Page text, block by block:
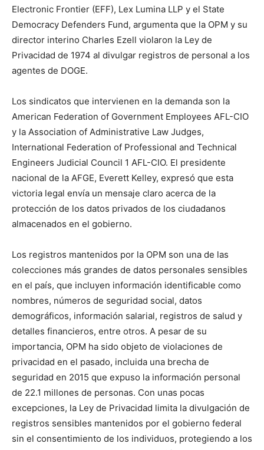
Electronic Frontier (EFF), Lex Lumina LLP y el State
Democracy Defenders Fund, argumenta que la OPM y su
director interino Charles Ezell violaron la Ley de
Privacidad de 1974 al divulgar registros de personal a los
agentes de DOGE.
Los sindicatos que intervienen en la demanda son la
American Federation of Government Employees AFL-CIO
y la Association of Administrative Law Judges,
International Federation of Professional and Technical
Engineers Judicial Council 1 AFL-CIO. El presidente
nacional de la AFGE, Everett Kelley, expresó que esta
victoria legal envía un mensaje claro acerca de la
protección de los datos privados de los ciudadanos
almacenados en el gobierno.
Los registros mantenidos por la OPM son una de las
colecciones más grandes de datos personales sensibles
en el país, que incluyen información identificable como
nombres, números de seguridad social, datos
demográficos, información salarial, registros de salud y
detalles financieros, entre otros. A pesar de su
importancia, OPM ha sido objeto de violaciones de
privacidad en el pasado, incluida una brecha de
seguridad en 2015 que expuso la información personal
de 22.1 millones de personas. Con unas pocas
excepciones, la Ley de Privacidad limita la divulgación de
registros sensibles mantenidos por el gobierno federal
sin el consentimiento de los individuos, protegiendo a los